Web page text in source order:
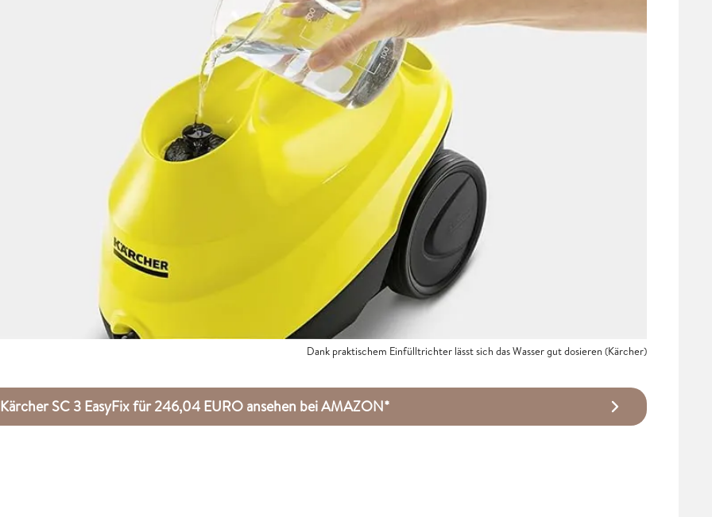
Dank praktischem Einfülltrichter lässt sich das Wasser gut dosieren (Kärcher)
Kärcher SC 3 EasyFix für 246,04 EURO ansehen bei AMAZON*